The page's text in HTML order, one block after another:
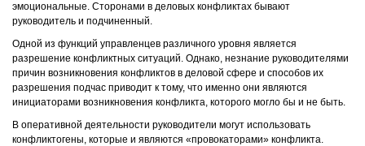
эмоциональные. Сторонами в деловых конфликтах бывают
руководитель и подчиненный.
Одной из функций управленцев различного уровня является
разрешение конфликтных ситуаций. Однако, незнание руководителями
причин возникновения конфликтов в деловой сфере и способов их
разрешения подчас приводит к тому, что именно они являются
инициаторами возникновения конфликта, которого могло бы и не быть.
В оперативной деятельности руководители могут использовать
конфликтогены, которые и являются «провокаторами» конфликта.